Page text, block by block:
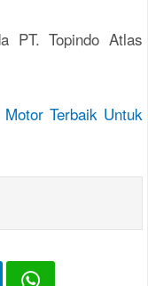
PT. Topindo Atlas
Terbaik Untuk